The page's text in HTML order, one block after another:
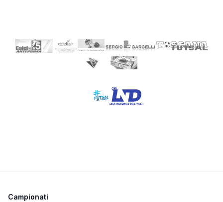
Campionati